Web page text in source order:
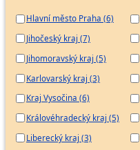
Hlavní město Praha (6)
Jihočeský kraj (7)
Jihomoravský kraj (5)
Karlovarský kraj (3)
Kraj Vysočina (6)
Královéhradecký kraj (5)
Liberecký kraj (3)